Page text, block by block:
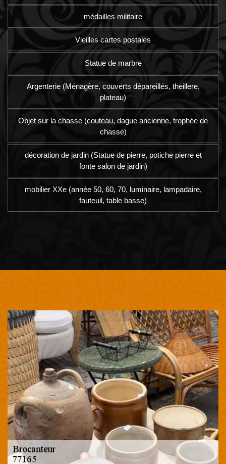
médailles militaire
Vieilles cartes postales
Statue de marbre
Argenterie (Ménagère, couverts dépareillés, theillere,
plateau)
Objet sur la chasse (couteau, dague ancienne, trophée de
chasse)
décoration de jardin (Statue de pierre, potiche pierre et
fonte salon de jardin)
mobilier XXe (année 50, 60, 70, luminaire, lampadaire,
fauteuil, table basse)